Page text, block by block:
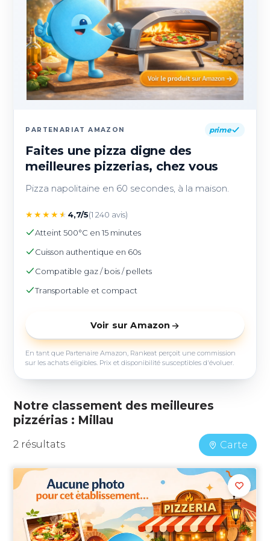
PARTENARIAT AMAZON prime
Faites une pizza digne des
meilleures pizzerias, chez vous
Pizza napolitaine en 60 secondes, à la maison.
★★★★★ 4,7/5(1 240 avis)
Atteint 500°C en 15 minutes
Cuisson authentique en 60s
Compatible gaz / bois / pellets
Transportable et compact
Voir sur Amazon
En tant que Partenaire Amazon, Rankeat perçoit une commission
sur les achats éligibles. Prix et disponibilité susceptibles d'évoluer.
Notre classement des meilleures
pizzérias : Millau
2 résultats Carte